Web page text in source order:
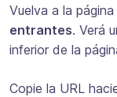
Vuelva a la
entrantes. Verá
inferior de la
Copie la URL